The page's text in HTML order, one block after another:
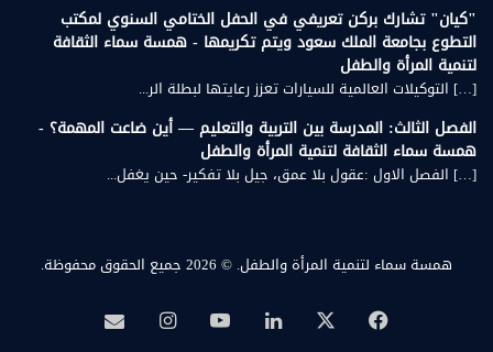
"كيان" تشارك بركن تعريفي في الحفل الختامي السنوي لمكتب
التطوع بجامعة الملك سعود ويتم تكريمها - همسة سماء الثقافة
لتنمية المرأة والطفل
[…] التوكيلات العالمية للسيارات تعزز رعايتها لبطلة الر...
الفصل الثالث: المدرسة بين التربية والتعليم — أين ضاعت المهمة؟ -
همسة سماء الثقافة لتنمية المرأة والطفل
[…] الفصل الاول :عقول بلا عمق، جيل بلا تفكير- حين يغفل...
همسة سماء لتنمية المرأة والطفل. © 2026 جميع الحقوق محفوظة.
فيسبوك لينكدإن‫YouTubeانستقرامبريد